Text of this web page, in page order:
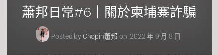
蕭邦日常#6｜關於柬埔寨詐騙
Posted by Chopin蕭邦 on 2022 年 9 月 8 日